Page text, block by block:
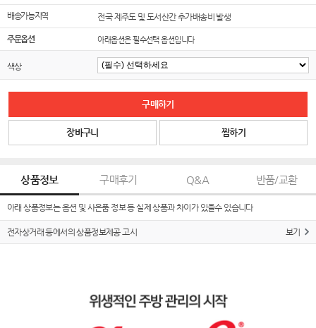
배송가능지역 전국 제주도 및 도서산간 추가배송비 발생
주문옵션 아래옵션은 필수선택 옵션입니다
색상
구매하기
장바구니 찜하기
상품정보 구매후기 Q&A 반품/교환
아래 상품정보는 옵션 및 사은품 정보 등 실제 상품과 차이가 있을수 있습니다
전자상거래 등에서의 상품정보제공 고시 보기